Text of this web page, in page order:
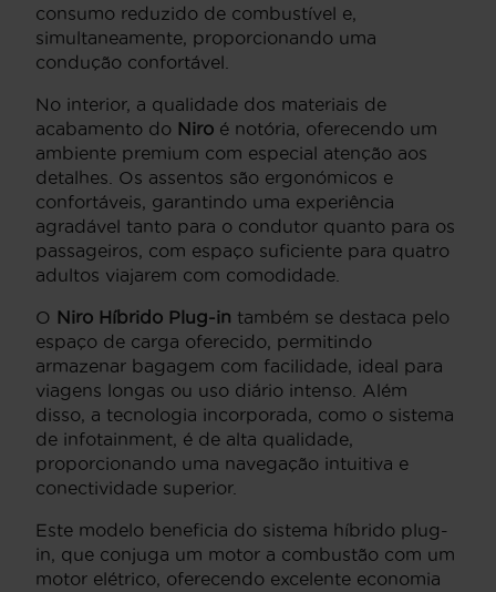
consumo reduzido de combustível e,
simultaneamente, proporcionando uma
condução confortável.
No interior, a qualidade dos materiais de
acabamento do Niro é notória, oferecendo um
ambiente premium com especial atenção aos
detalhes. Os assentos são ergonómicos e
confortáveis, garantindo uma experiência
agradável tanto para o condutor quanto para os
passageiros, com espaço suficiente para quatro
adultos viajarem com comodidade.
O Niro Híbrido Plug-in também se destaca pelo
espaço de carga oferecido, permitindo
armazenar bagagem com facilidade, ideal para
viagens longas ou uso diário intenso. Além
disso, a tecnologia incorporada, como o sistema
de infotainment, é de alta qualidade,
proporcionando uma navegação intuitiva e
conectividade superior.
Este modelo beneficia do sistema híbrido plug-
in, que conjuga um motor a combustão com um
motor elétrico, oferecendo excelente economia